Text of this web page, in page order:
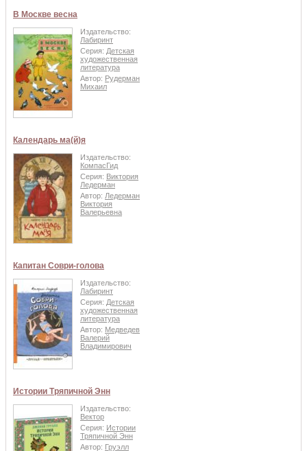
В Москве весна
Издательство:
Лабиринт
Серия: Детская
художественная
литература
Автор: Рудерман
Михаил
Календарь ма(й)я
Издательство:
КомпасГид
Серия: Виктория
Ледерман
Автор: Ледерман
Виктория
Валерьевна
Капитан Соври-голова
Издательство:
Лабиринт
Серия: Детская
художественная
литература
Автор: Медведев
Валерий
Владимирович
Истории Тряпичной Энн
Издательство:
Вектор
Серия: Истории
Тряпичной Энн
Автор: Груэлл